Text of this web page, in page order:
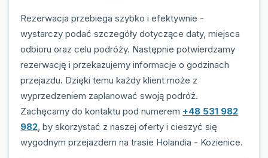
Rezerwacja przebiega szybko i efektywnie -
wystarczy podać szczegóły dotyczące daty, miejsca
odbioru oraz celu podróży. Następnie potwierdzamy
rezerwację i przekazujemy informacje o godzinach
przejazdu. Dzięki temu każdy klient może z
wyprzedzeniem zaplanować swoją podróż.
Zachęcamy do kontaktu pod numerem +48 531 982
982 , by skorzystać z naszej oferty i cieszyć się
wygodnym przejazdem na trasie Holandia - Kozienice.